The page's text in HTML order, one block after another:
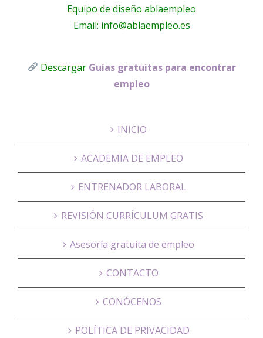
Equipo de diseño ablaempleo
Email: info@ablaempleo.es
Descargar Guías gratuitas para encontrar
empleo
INICIO
ACADEMIA DE EMPLEO
ENTRENADOR LABORAL
REVISIÓN CURRÍCULUM GRATIS
Asesoría gratuita de empleo
CONTACTO
CONÓCENOS
POLÍTICA DE PRIVACIDAD